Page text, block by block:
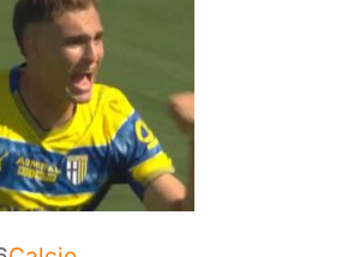
Categorie